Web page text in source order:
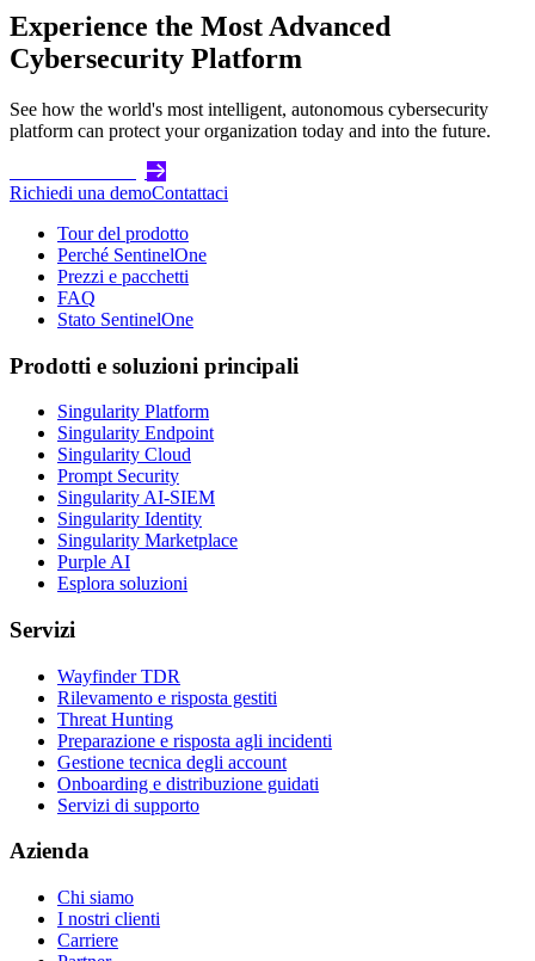
Experience the Most Advanced
Cybersecurity Platform
See how the world's most intelligent, autonomous cybersecurity
platform can protect your organization today and into the future.
Richiedi una demoContattaci
Tour del prodotto
Perché SentinelOne
Prezzi e pacchetti
FAQ
Stato SentinelOne
Prodotti e soluzioni principali
Singularity Platform
Singularity Endpoint
Singularity Cloud
Prompt Security
Singularity AI-SIEM
Singularity Identity
Singularity Marketplace
Purple AI
Esplora soluzioni
Servizi
Wayfinder TDR
Rilevamento e risposta gestiti
Threat Hunting
Preparazione e risposta agli incidenti
Gestione tecnica degli account
Onboarding e distribuzione guidati
Servizi di supporto
Azienda
Chi siamo
I nostri clienti
Carriere